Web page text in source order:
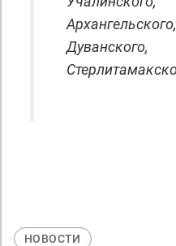
НОВОСТИ